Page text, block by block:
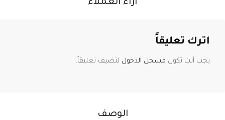
الوصف
آراء العملاء
اترك تعليقاً
يجب أنت تكون مسجل الدخول لتضيف تعليقاً.